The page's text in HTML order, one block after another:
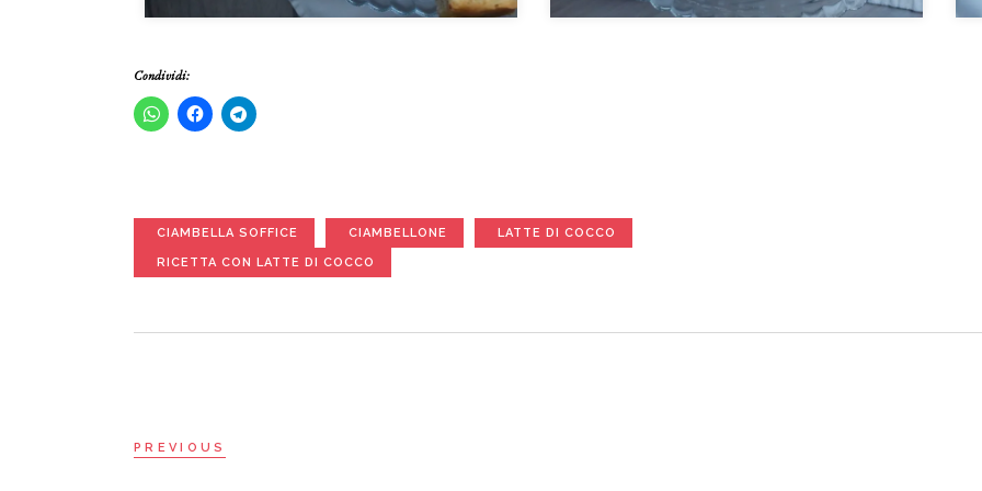
Condividi:
CIAMBELLA SOFFICE CIAMBELLONE LATTE DI COCCO
RICETTA CON LATTE DI COCCO
PREVIOUS